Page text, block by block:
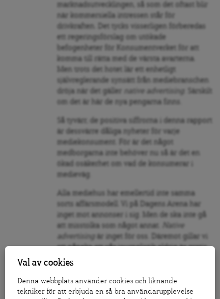
marknadsutvecklingen, så som det oftast blir
när kommersiella intressen står för
drivkraften. Det tycks visserligen förberedas
ett regeringsförslag om utökade
befogenheter för Konsumentverket för att
komma till rätta med de värsta avarterna.
Men trots det hotet lär ett enhetligt
självreglerande synsätt från mediebranschen
dröja när det gäller
native advertising
. Särskilt
om det är här de nya pengarna finns.
Så tyvärr, de positiva siffrorna i denna rapport
är dessvärre dåliga nyheter för varje
mediekonsument. För är det något
medborgarna inte behöver nu så är det en
ökad osäkerhet om vad de konsumerar i
medieväg.
Alla mediehus har emellertid inte samma
sorts affärsmodell. Vi på Dagens Arena har
inget mot annonser i sig. Men de ska inte gå
att misstolka som något annat.
Native
advertising
är inget för oss. Däremot gillar vi
att påpeka att vår journalistik aldrig är gratis,
även om den är kostnadsfri. Så:
Vi finns bara till för dig.
Val av cookies
Denna webbplats använder cookies och liknande
tekniker för att erbjuda en så bra användarupplevelse